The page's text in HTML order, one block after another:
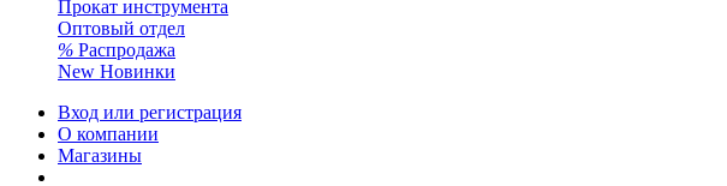
Прокат инструмента
Оптовый отдел
% Распродажа
New Новинки
Вход или регистрация
О компании
Магазины